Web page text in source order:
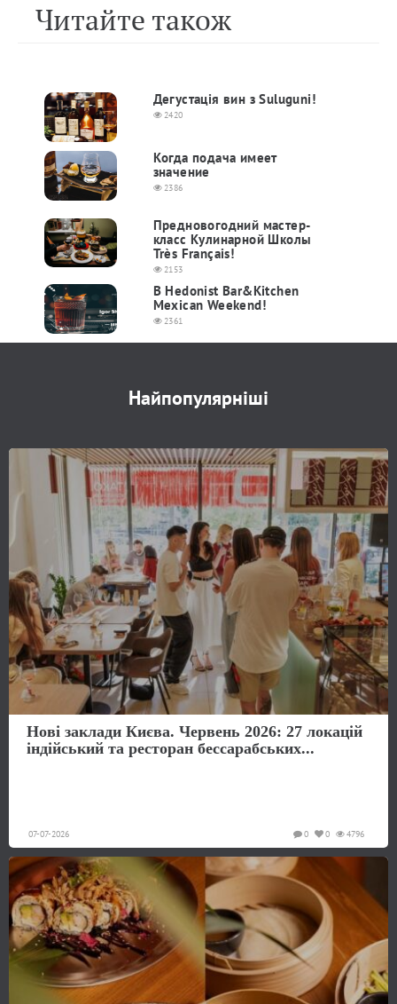
Читайте також
Дегустація вин з Suluguni!
2420
Когда подача имеет
значение
2386
Предновогодний мастер-
класс Кулинарной Школы
Très Français!
2153
В Hedonist Bar&Kitchen
Mexican Weekend!
2361
Найпопулярніші
Нові заклади Києва. Червень 2026: 27 локацій
індійський та ресторан бессарабських...
07-07-2026 4796
0
0